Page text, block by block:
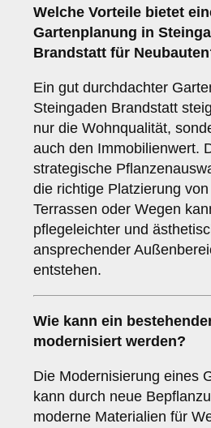
Welche Vorteile bietet
Gartenplanung in
Brandstatt für
Ein gut durchdachter
Steingaden Brandstatt
nur die Wohnqualität,
auch den Immobilienwert.
strategische
die richtige Platzierung von
Terrassen oder Wegen
pflegeleichter und
ansprechender
entstehen.
Wie kann ein
modernisiert werden?
Die Modernisierung eines
kann durch neue
moderne Materialien für